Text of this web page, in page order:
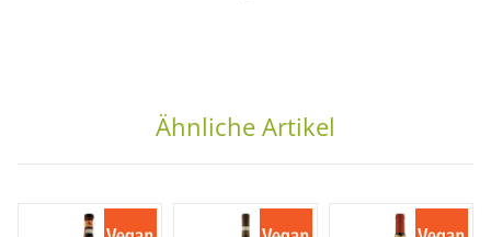
Ähnliche Artikel